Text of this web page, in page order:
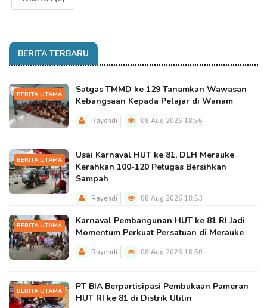
BERITA TERBARU
BERITA UTAMA
Satgas TMMD ke 129 Tanamkan Wawasan
Kebangsaan Kepada Pelajar di Wanam
Rayendi 08 Aug 2026 18:56
BERITA UTAMA
Usai Karnaval HUT ke 81, DLH Merauke
Kerahkan 100-120 Petugas Bersihkan
Sampah
Rayendi 08 Aug 2026 18:53
BERITA UTAMA
Karnaval Pembangunan HUT ke 81 RI Jadi
Momentum Perkuat Persatuan di Merauke
Rayendi 08 Aug 2026 18:50
BERITA UTAMA
PT BIA Berpartisipasi Pembukaan Pameran
HUT RI ke 81 di Distrik Ulilin